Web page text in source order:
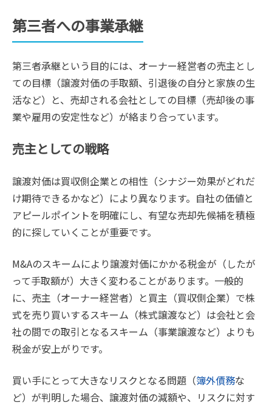
第三者への事業承継
第三者承継という目的には、オーナー経営者の売主とし
ての目標（譲渡対価の手取額、引退後の自分と家族の生
活など）と、売却される会社としての目標（売却後の事
業や雇用の安定性など）が絡まり合っています。
売主としての戦略
譲渡対価は買収側企業との相性（シナジー効果がどれだ
け期待できるかなど）により異なります。自社の価値と
アピールポイントを明確にし、有望な売却先候補を積極
的に探していくことが重要です。
M&Aのスキームにより譲渡対価にかかる税金が（したが
って手取額が）大きく変わることがあります。一般的
に、売主（オーナー経営者）と買主（買収側企業）で株
式を売り買いするスキーム（株式譲渡など）は会社と会
社の間での取引となるスキーム（事業譲渡など）よりも
税金が安上がりです。
買い手にとって大きなリスクとなる問題（簿外債務な
ど）が判明した場合、譲渡対価の減額や、リスクに対す